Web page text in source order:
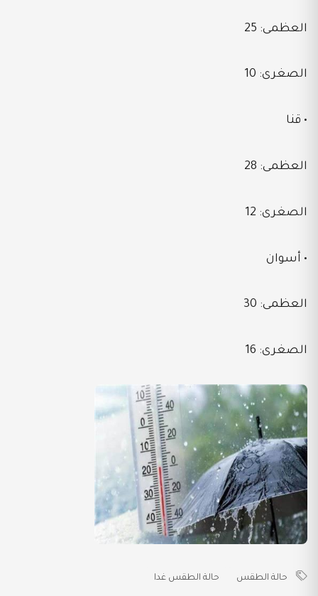
العظمى: 25
الصغرى: 10
• قنا
العظمى: 28
الصغرى: 12
• أسوان
العظمى: 30
الصغرى: 16
حالة الطقس حالة الطقس غدا